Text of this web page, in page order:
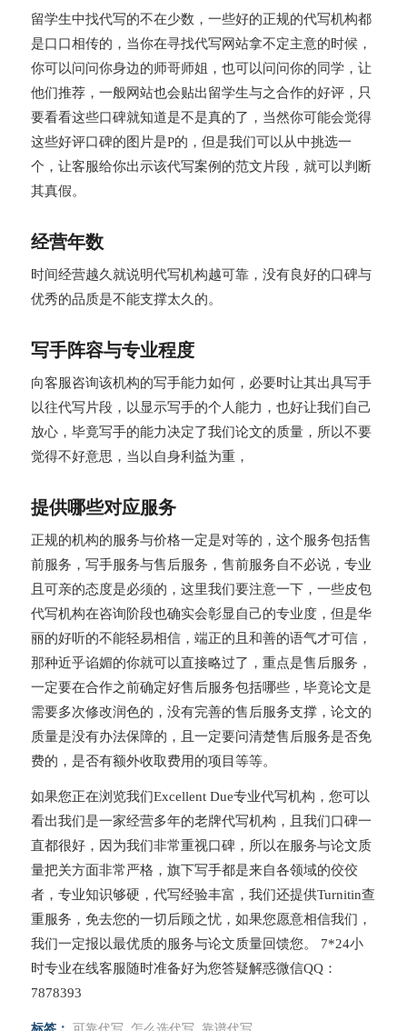
留学生中找代写的不在少数，一些好的正规的代写机构都
是口口相传的，当你在寻找代写网站拿不定主意的时候，
你可以问问你身边的师哥师姐，也可以问问你的同学，让
他们推荐，一般网站也会贴出留学生与之合作的好评，只
要看看这些口碑就知道是不是真的了，当然你可能会觉得
这些好评口碑的图片是P的，但是我们可以从中挑选一
个，让客服给你出示该代写案例的范文片段，就可以判断
其真假。
经营年数
时间经营越久就说明代写机构越可靠，没有良好的口碑与
优秀的品质是不能支撑太久的。
写手阵容与专业程度
向客服咨询该机构的写手能力如何，必要时让其出具写手
以往代写片段，以显示写手的个人能力，也好让我们自己
放心，毕竟写手的能力决定了我们论文的质量，所以不要
觉得不好意思，当以自身利益为重，
提供哪些对应服务
正规的机构的服务与价格一定是对等的，这个服务包括售
前服务，写手服务与售后服务，售前服务自不必说，专业
且可亲的态度是必须的，这里我们要注意一下，一些皮包
代写机构在咨询阶段也确实会彰显自己的专业度，但是华
丽的好听的不能轻易相信，端正的且和善的语气才可信，
那种近乎谄媚的你就可以直接略过了，重点是售后服务，
一定要在合作之前确定好售后服务包括哪些，毕竟论文是
需要多次修改润色的，没有完善的售后服务支撑，论文的
质量是没有办法保障的，且一定要问清楚售后服务是否免
费的，是否有额外收取费用的项目等等。
如果您正在浏览我们Excellent Due专业代写机构，您可以
看出我们是一家经营多年的老牌代写机构，且我们口碑一
直都很好，因为我们非常重视口碑，所以在服务与论文质
量把关方面非常严格，旗下写手都是来自各领域的佼佼
者，专业知识够硬，代写经验丰富，我们还提供Turnitin查
重服务，免去您的一切后顾之忧，如果您愿意相信我们，
我们一定报以最优质的服务与论文质量回馈您。 7*24小
时专业在线客服随时准备好为您答疑解惑微信QQ：
7878393